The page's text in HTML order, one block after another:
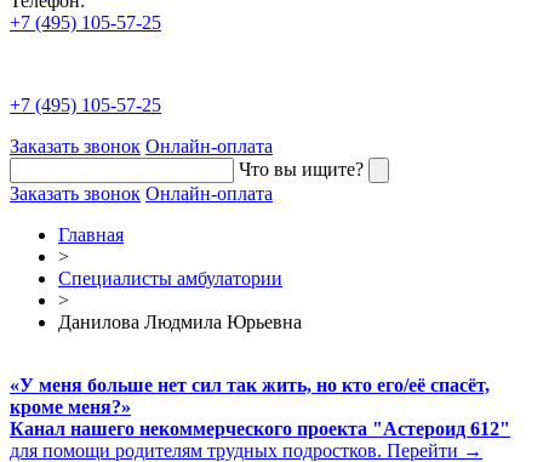
+7 (495) 105-57-25
+7 (495) 105-57-25
Заказать звонок Онлайн-оплата
Что вы ищите?
Заказать звонок Онлайн-оплата
Главная
>
Специалисты амбулатории
>
Данилова Людмила Юрьевна
«У меня больше нет сил так жить, но кто его/её спасёт,
кроме меня?»
Канал нашего некоммерческого проекта "Астероид 612"
для помощи родителям трудных подростков. Перейти →